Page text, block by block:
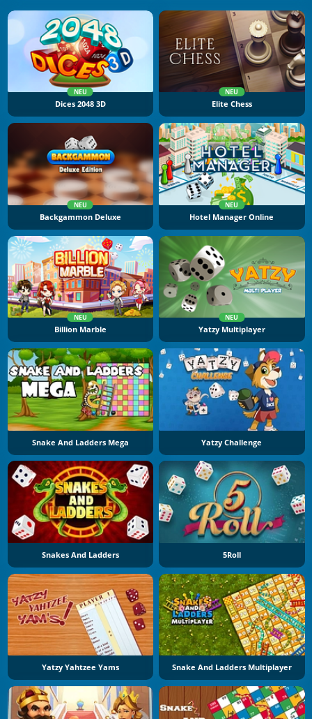
NEU
Dices 2048 3D
NEU
Elite Chess
NEU
Backgammon Deluxe
NEU
Hotel Manager Online
NEU
Billion Marble
NEU
Yatzy Multiplayer
Snake And Ladders Mega Yatzy Challenge
Snakes And Ladders 5Roll
Yatzy Yahtzee Yams Snake And Ladders Multiplayer